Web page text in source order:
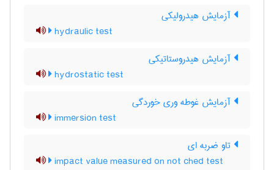
آزمایش هیدرولیکی
hydraulic test
آزمایش هیدروستاتیکی
hydrostatic test
آزمایش غوطه وری خوردگی
immersion test
تاو ضربه ای
impact value measured on not ched test